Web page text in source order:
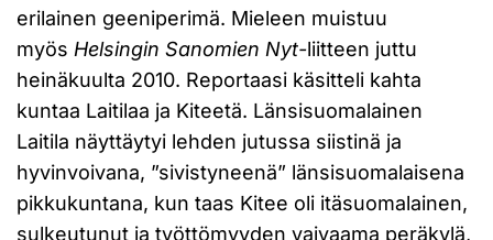
erilainen geeniperimä. Mieleen muistuu
myös Helsingin Sanomien Nyt-liitteen juttu
heinäkuulta 2010. Reportaasi käsitteli kahta
kuntaa Laitilaa ja Kiteetä. Länsisuomalainen
Laitila näyttäytyi lehden jutussa siistinä ja
hyvinvoivana, ”sivistyneenä” länsisuomalaisena
pikkukuntana, kun taas Kitee oli itäsuomalainen,
sulkeutunut ja työttömyyden vaivaama peräkylä,